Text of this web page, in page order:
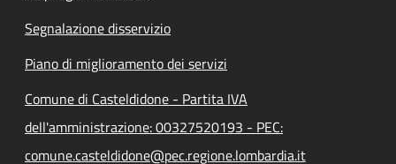
Segnalazione disservizio
Piano di miglioramento dei servizi
Comune di Casteldidone - Partita IVA
dell'amministrazione: 00327520193 - PEC:
comune.casteldidone@pec.regione.lombardia.it